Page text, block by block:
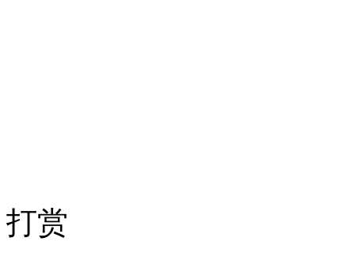
打赏